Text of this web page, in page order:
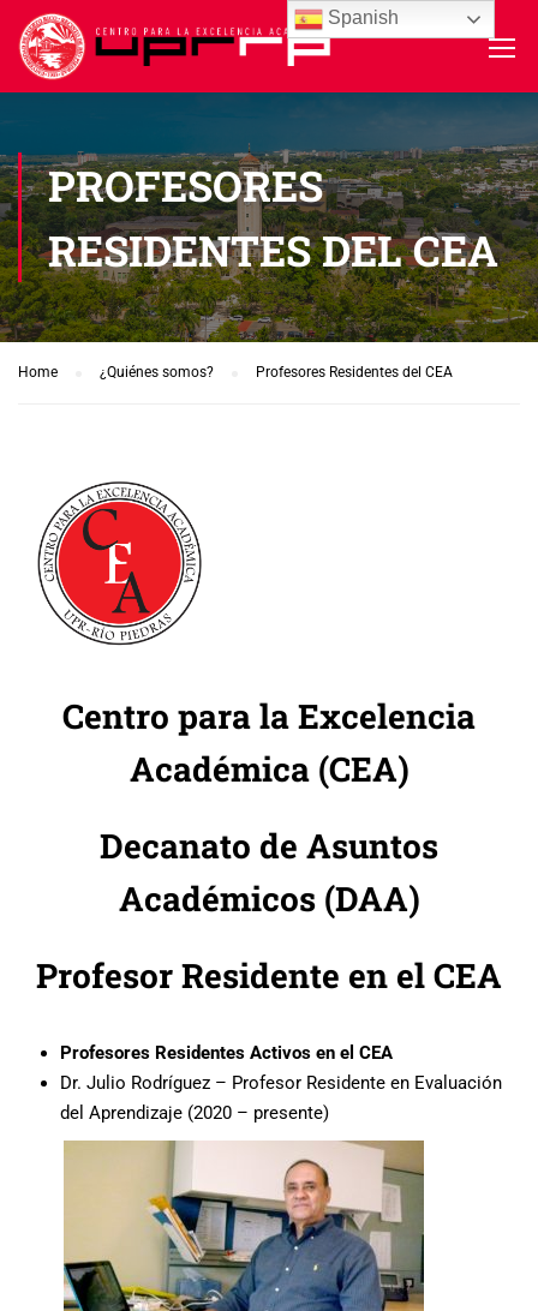
PROFESORES
RESIDENTES DEL CEA
Home ¿Quiénes somos? Profesores Residentes del CEA
Centro para la Excelencia
Académica (CEA)
Decanato de Asuntos
Académicos (DAA)
Profesor Residente en el CEA
Profesores Residentes Activos en el CEA
Dr. Julio Rodríguez – Profesor Residente en Evaluación
del Aprendizaje (2020 – presente)
Spanish